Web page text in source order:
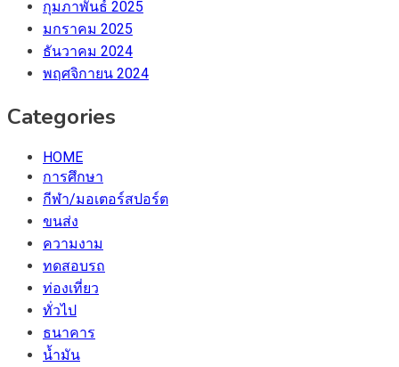
กุมภาพันธ์ 2025
มกราคม 2025
ธันวาคม 2024
พฤศจิกายน 2024
Categories
HOME
การศึกษา
กีฬา/มอเตอร์สปอร์ต
ขนส่ง
ความงาม
ทดสอบรถ
ท่องเที่ยว
ทั่วไป
ธนาคาร
น้ำมัน